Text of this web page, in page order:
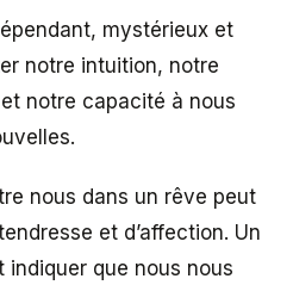
mystérieux et
notre intuition, notre
notre capacité à nous
nous dans un rêve peut
et d’affection. Un
que nous nous